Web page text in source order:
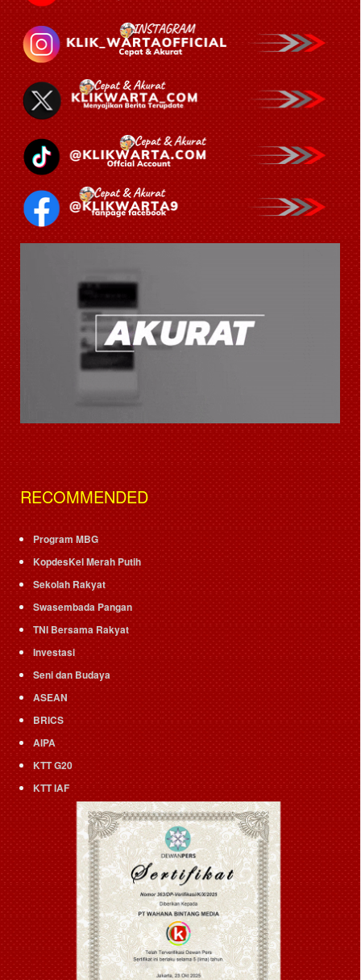
RECOMMENDED
Program MBG
KopdesKel Merah Putih
Sekolah Rakyat
Swasembada Pangan
TNI Bersama Rakyat
Investasi
Seni dan Budaya
ASEAN
BRICS
AIPA
KTT G20
KTT IAF